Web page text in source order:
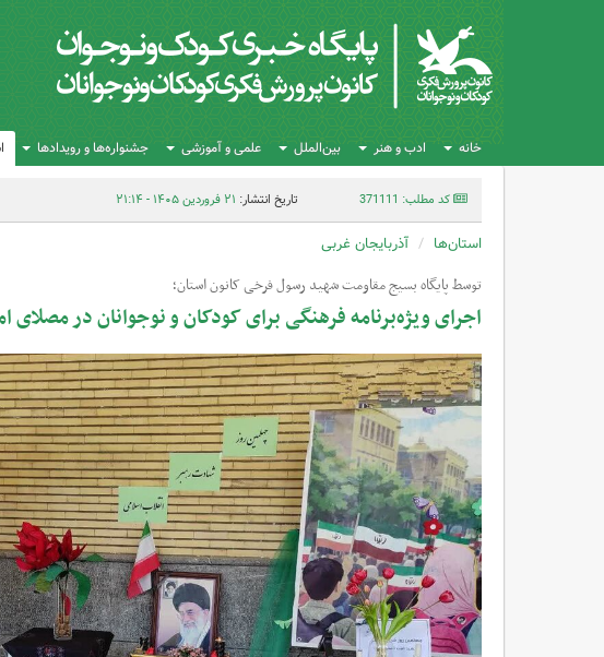
خانه ادب و هنر بین‌الملل علمی و آموزشی جشنواره‌ها و رویدادها
کد مطلب: 371111 تاریخ انتشار: ۲۱ فروردین ۱۴۰۵ - ۲۱:۱۴
استان‌ها آذربایجان غربی
توسط پایگاه بسیج مقاومت شهید رسول فرخی کانون استان؛
اجرای ویژه‌برنامه فرهنگی برای کودکان و نوجوانان در مصلای